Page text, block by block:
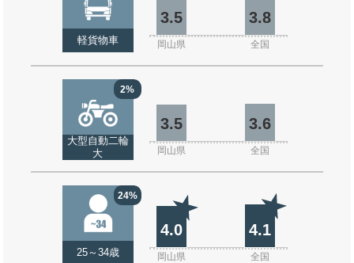
軽貨物車
3.5 3.8
岡山県 全国
2%
大型自動二輪
大
3.5 3.6
岡山県 全国
24%
25～34歳
4.0 4.1
岡山県 全国